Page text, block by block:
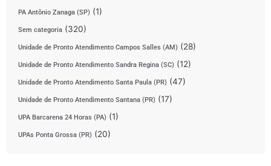
PA Antônio Zanaga (SP) (1)
Sem categoria (320)
Unidade de Pronto Atendimento Campos Salles (AM) (28)
Unidade de Pronto Atendimento Sandra Regina (SC) (12)
Unidade de Pronto Atendimento Santa Paula (PR) (47)
Unidade de Pronto Atendimento Santana (PR) (17)
UPA Barcarena 24 Horas (PA) (1)
UPAs Ponta Grossa (PR) (20)